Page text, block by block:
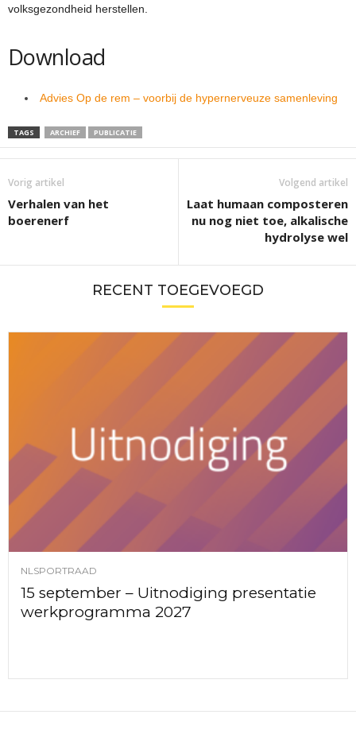
volksgezondheid herstellen.
Download
Advies Op de rem – voorbij de hypernerveuze samenleving
TAGS ARCHIEF PUBLICATIE
Vorig artikel
Verhalen van het
boerenerf
Volgend artikel
Laat humaan composteren
nu nog niet toe, alkalische
hydrolyse wel
RECENT TOEGEVOEGD
NLSPORTRAAD
15 september – Uitnodiging presentatie
werkprogramma 2027